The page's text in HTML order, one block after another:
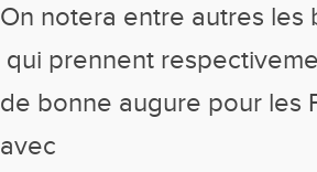
On notera entre autres les
qui prennent
de bonne augure pour les
avec